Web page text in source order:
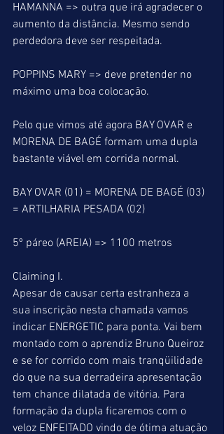
HAMANNA => outra que irá agradecer o
aumento da distância. Mesmo sendo
perdedora deve ser respeitada.
POPPINS MARY => deve pretender no
máximo uma boa colocação.
Pelo que vimos até agora BAY OVAR e
MORENA DE BAGÉ formam uma dupla
bastante viável em corrida normal.
BAY OVAR (01) = MORENA DE BAGÉ (03)
= ARTILHARIA PESADA (02)
5º páreo (AREIA) => 1100 metros
Claiming I.
Apesar de causar certa estranheza a
sua inscrição nesta chamada vamos
indicar ENERGETIC para ponta. Vai bem
montado com o aprendiz Bruno Queiroz
e se for corrido com mais tranqüilidade
do que na sua derradeira apresentação
tem chance dilatada de vitória. Para
formação da dupla ficaremos com o
veloz ENFEITADO vindo de ótima atuação